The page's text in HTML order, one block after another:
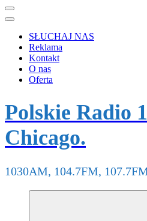
SŁUCHAJ NAS
Reklama
Kontakt
O nas
Oferta
Polskie Radio
Chicago.
1030AM, 104.7FM,